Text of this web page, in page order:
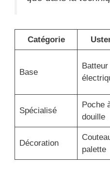
Catégorie
Base
Batteur
Spécialisé
Poche
douille
Décoration
palette